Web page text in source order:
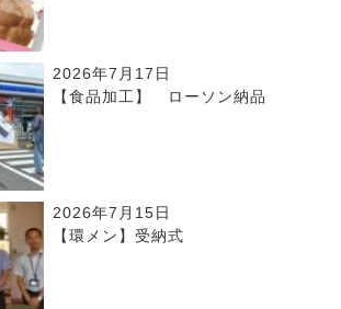
2026年7月17日
【食品加工】 ローソン納品
2026年7月15日
【環メン】受納式